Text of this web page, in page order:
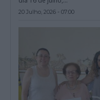
20 Julho, 2026 - 07:00